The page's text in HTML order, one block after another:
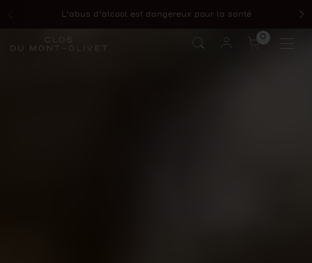
L’abus d’alcool est dangereux pour la santé
Ouvrir le
0